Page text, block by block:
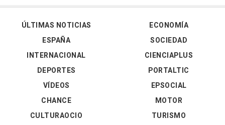
ÚLTIMAS NOTICIAS
ESPAÑA
INTERNACIONAL
DEPORTES
VÍDEOS
ECONOMÍA
SOCIEDAD
CIENCIAPLUS
PORTALTIC
EPSOCIAL
CHANCE
CULTURAOCIO
MOTOR
TURISMO